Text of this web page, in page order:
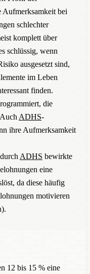
Aufmerksamkeit bei
schlechter
komplett über
schlüssig, wenn
ausgesetzt sind,
im Leben
finden.
die
ADHS-
ihre Aufmerksamkeit
ADHS bewirkte
eine
da diese häufig
motivieren
12 bis 15 % eine